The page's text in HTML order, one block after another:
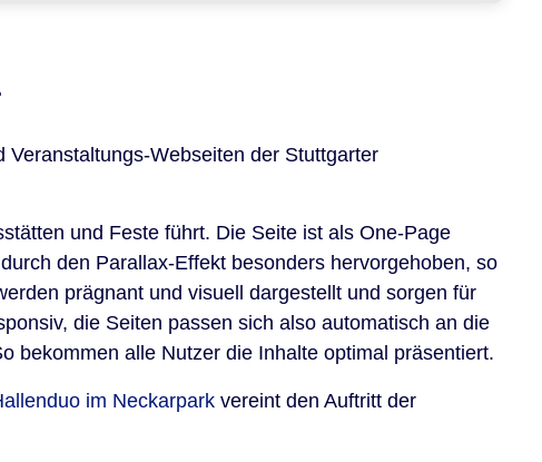
Webseiten der Stuttgarter
und Feste führt. Die Seite ist als One-Page
den Parallax-Effekt besonders hervorgehoben, so
prägnant und visuell dargestellt und sorgen für
die Seiten passen sich also automatisch an die
bekommen alle Nutzer die Inhalte optimal präsentiert.
im Neckarpark vereint den Auftritt der